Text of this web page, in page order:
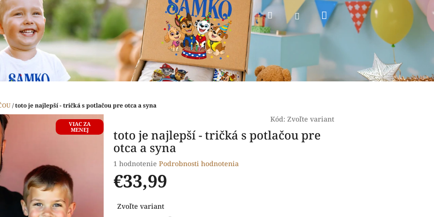
HľadaťPrihlásenieNákupný
/toto je najlepší - tričká s potlačou pre otca a syna
VIAC ZA
MENEJ
Kód: Zvoľte variant
toto je najlepší - tričká s potlačou pre
otca a syna
Priemerné
hodnotenie
produktu
5,0
1 hodnotenie Podrobnosti hodnotenia
€33,99
cena:
Zvoľte variant